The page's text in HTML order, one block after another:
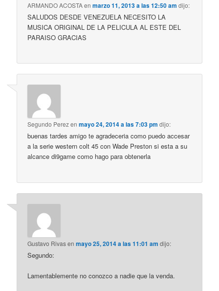
ARMANDO ACOSTAenmarzo 11, 2013 a las 12:50 am dijo:
SALUDOS DESDE VENEZUELA NECESITO LA
MUSICA ORIGINAL DE LA PELICULA AL ESTE DEL
PARAISO GRACIAS
Segundo Perezenmayo 24, 2014 a las 7:03 pm dijo:
buenas tardes amigo te agradeceria como puedo accesar
a la serie western colt 45 con Wade Preston si esta a su
alcance di9game como hago para obtenerla
Gustavo Rivasenmayo 25, 2014 a las 11:01 am dijo:
Segundo:
Lamentablemente no conozco a nadie que la venda.